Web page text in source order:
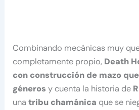
Combinando mecánicas muy
completamente propio, Death
con construcción de mazo
géneros y cuenta la historia de
unatribu chamánica que se